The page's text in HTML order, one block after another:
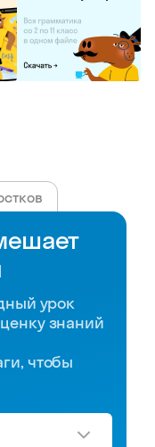
урок
знаний
чтобы